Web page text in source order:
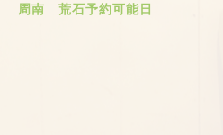
周南 荒石予約可能日